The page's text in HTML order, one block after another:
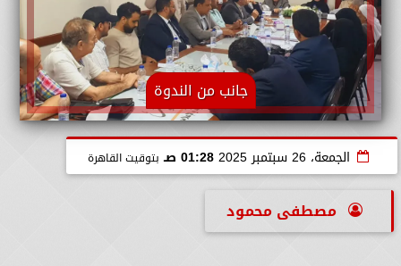
جانب من الندوة
الجمعة، 26 سبتمبر 2025 01:28 صـ بتوقيت القاهرة
مصطفى محمود